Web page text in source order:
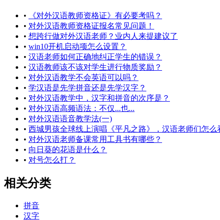
•
《对外汉语教师资格证》有必要考吗？
• 对外汉语教师资格证报名常见问题！
• 想跨行做对外汉语老师？业内人来提建议了
• win10开机启动项怎么设置？
• 汉语老师如何正确地纠正学生的错误？
• 汉语教师该不该对学生进行物质奖励？
• 对外汉语教学不会英语可以吗？
• 学汉语是先学拼音还是先学汉字？
• 对外汉语教学中，汉字和拼音的次序是？
• 对外汉语高频语法：不仅...也...
• 对外汉语语音教学法(一)
• 西城男孩全球线上演唱《平凡之路》，汉语老师们怎么
• 对外汉语老师备课常用工具书有哪些？
• 向日葵的花语是什么？
• 对号怎么打？
相关分类
拼音
汉字